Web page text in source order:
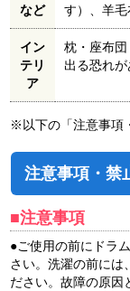
など
す）、羊毛
イン
テリ
ア
枕・座布
出る恐れが
※以下の「注意事項
注意事項・禁
■注意事項
●ご使用の前にドラ
さい。洗濯の前には
ださい。故障の原因